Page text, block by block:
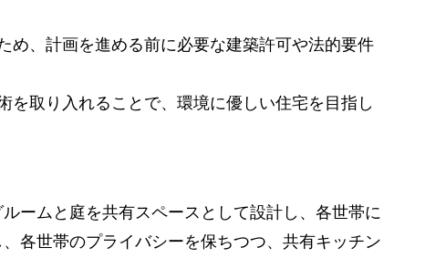
め、計画を進める前に必要な建築許可や法的要件
取り入れることで、環境に優しい住宅を目指し
ームと庭を共有スペースとして設計し、各世帯に
各世帯のプライバシーを保ちつつ、共有キッチン